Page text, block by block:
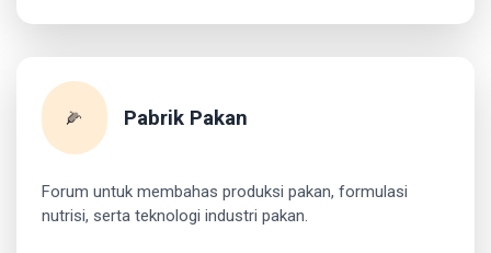
🌽 Pabrik Pakan
Forum untuk membahas produksi pakan, formulasi
nutrisi, serta teknologi industri pakan.